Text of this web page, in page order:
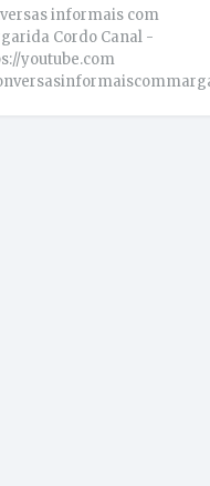
informais com
Cordo Canal -
youtube.com